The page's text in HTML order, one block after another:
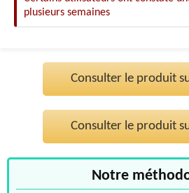
plusieurs semaines
Consulter le produit
Consulter le produit
Notre